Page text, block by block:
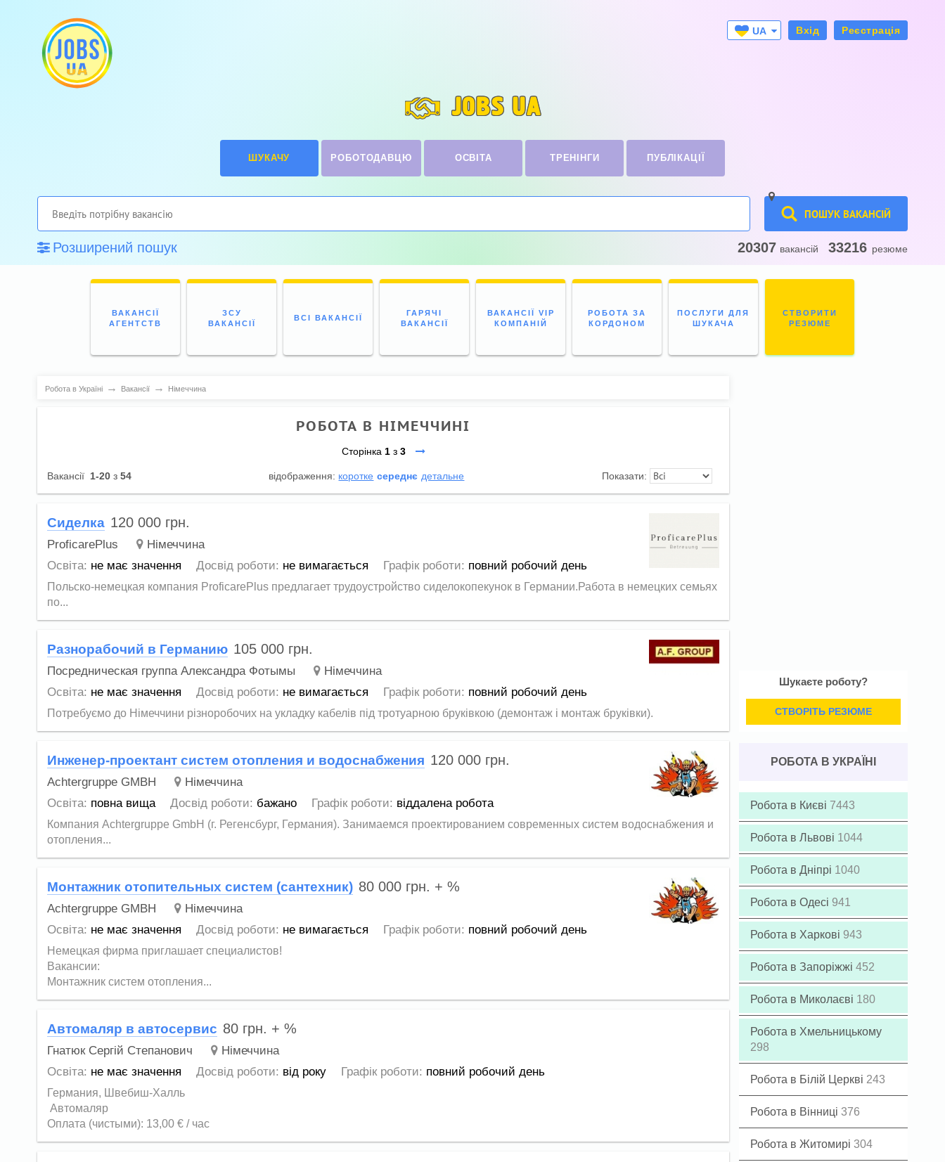
UA
Вхід Реєстрація
JOBS UA
ШУКАЧУ РОБОТОДАВЦЮ ОСВІТА ТРЕНІНГИ ПУБЛІКАЦІЇ
ПОШУК ВАКАНСІЙ
Розширений пошук 20307 вакансій 33216 резюме
ВАКАНСІЇ
АГЕНТСТВ
ЗСУ
ВАКАНСІЇ
ВСІ ВАКАНСІЇ
ГАРЯЧІ
ВАКАНСІЇ
ВАКАНСІЇ VIP
КОМПАНІЙ
РОБОТА ЗА
КОРДОНОМ
ПОСЛУГИ ДЛЯ
ШУКАЧА
СТВОРИТИ
РЕЗЮМЕ
Робота в Україні → Вакансії → Німеччина
РОБОТА В НІМЕЧЧИНІ
Сторінка 1з 3
Вакансії 1-20 з 54 відображення: коротке середнє детальне Показати:
Сиделка 120 000 грн.
ProficarePlus
Німеччина
Освіта: не має значення Досвід роботи: не вимагається Графік роботи: повний робочий день
Польско-немецкая компания ProficarePlus предлагает трудоустройство сиделокопекунок в Германии.Работа в немецких семьях
по...
Разнорабочий в Германию 105 000 грн.
Посредническая группа Александра Фотымы
Німеччина
Освіта: не має значення Досвід роботи: не вимагається Графік роботи: повний робочий день
Потребуємо до Німеччини різноробочих на укладку кабелів під тротуарною бруківкою (демонтаж і монтаж бруківки).
Инженер-проектант систем отопления и водоснабжения 120 000 грн.
Achtergruppe GMBH
Німеччина
Освіта: повна вища Досвід роботи: бажано Графік роботи: віддалена робота
Компания Achtergruppe GmbH (г. Регенсбург, Германия). Занимаемся проектированием современных систем водоснабжения и
отопления...
Монтажник отопительных систем (сантехник) 80 000 грн. + %
Achtergruppe GMBH
Німеччина
Освіта: не має значення Досвід роботи: не вимагається Графік роботи: повний робочий день
Немецкая фирма приглашает специалистов!
Вакансии:
Монтажник систем отопления...
Автомаляр в автосервис 80 грн. + %
Гнатюк Сергій Степанович
Німеччина
Освіта: не має значення Досвід роботи: від року Графік роботи: повний робочий день
Германия, Швебиш-Халль
Автомаляр
Оплата (чистыми): 13,00 € / час
Шукаєте роботу?
СТВОРІТЬ РЕЗЮМЕ
РОБОТА В УКРАЇНІ
Робота в Києві 7443
Робота в Львові 1044
Робота в Дніпрі 1040
Робота в Одесі 941
Робота в Харкові 943
Робота в Запоріжжі 452
Робота в Миколаєві 180
Робота в Хмельницькому
298
Робота в Білій Церкві 243
Робота в Вінниці 376
Робота в Житомирі 304